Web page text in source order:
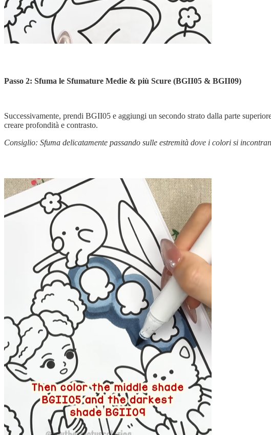
Passo 2: Sfuma le Sfumature Medie & più Scure (BGII05 & BGII09)
Successivamente, prendi BGII05 e aggiungi un secondo strato dalla parte
creare profondità e contrasto.
Consiglio: Sfuma delicatamente passando sulle estremità dove i colori si